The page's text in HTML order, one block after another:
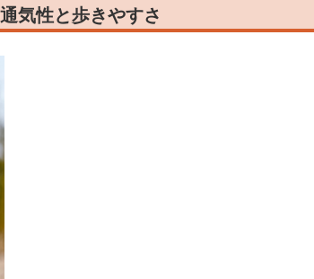
気性と歩きやすさ